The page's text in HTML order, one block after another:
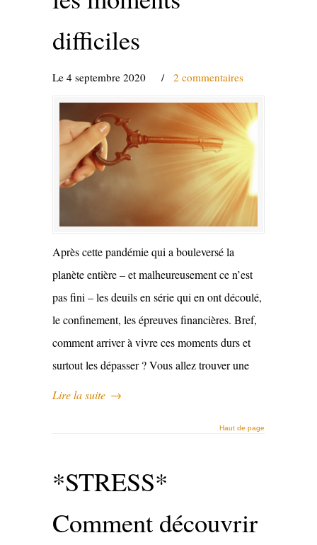
difficiles
Le 4 septembre 2020 / 2 commentaires
Après cette pandémie qui a bouleversé la
planète entière – et malheureusement ce n’est
pas fini – les deuils en série qui en ont découlé,
le confinement, les épreuves financières. Bref,
comment arriver à vivre ces moments durs et
surtout les dépasser ? Vous allez trouver une
Lire la suite →
Haut de page
*STRESS*
Comment découvrir